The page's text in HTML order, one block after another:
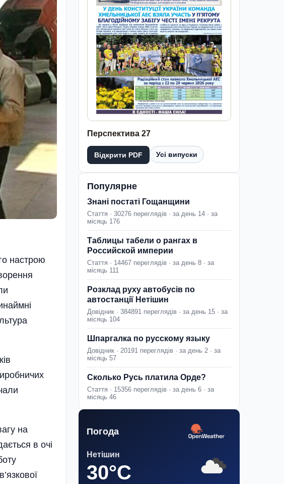
настрою
на
в очі
Перспектива 27
Відкрити PDF Усі випуски
Популярне
Знані постаті Гощанщини
Стаття · 30276 переглядів · за день 14 · за
місяць 176
Таблицы табели о рангах в
Российской империи
Стаття · 14467 переглядів · за день 8 · за
місяць 111
Розклад руху автобусів по
автостанції Нетішин
Довідник · 384891 переглядів · за день 15 · за
місяць 104
Шпаргалка по русскому языку
Довідник · 20191 переглядів · за день 2 · за
місяць 57
Сколько Русь платила Орде?
Стаття · 15356 переглядів · за день 6 · за
місяць 46
Погода
Нетішин
30°C